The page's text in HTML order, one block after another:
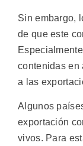
Sin embargo,
de que este
contenidas en
a las
Algunos
exportación
vivos. Para